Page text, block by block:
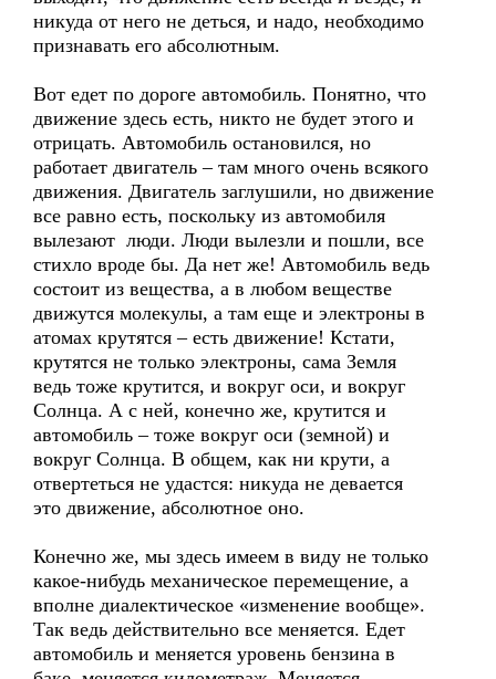
никуда от него не деться, и надо, необходимо
признавать его абсолютным.
Вот едет по дороге автомобиль. Понятно, что
движение здесь есть, никто не будет этого и
отрицать. Автомобиль остановился, но
работает двигатель – там много очень всякого
движения. Двигатель заглушили, но движение
все равно есть, поскольку из автомобиля
вылезают люди. Люди вылезли и пошли, все
стихло вроде бы. Да нет же! Автомобиль ведь
состоит из вещества, а в любом веществе
движутся молекулы, а там еще и электроны в
атомах крутятся – есть движение! Кстати,
крутятся не только электроны, сама Земля
ведь тоже крутится, и вокруг оси, и вокруг
Солнца. А с ней, конечно же, крутится и
автомобиль – тоже вокруг оси (земной) и
вокруг Солнца. В общем, как ни крути, а
отвертеться не удастся: никуда не девается
это движение, абсолютное оно.
Конечно же, мы здесь имеем в виду не только
какое-нибудь механическое перемещение, а
вполне диалектическое «изменение вообще».
Так ведь действительно все меняется. Едет
автомобиль и меняется уровень бензина в